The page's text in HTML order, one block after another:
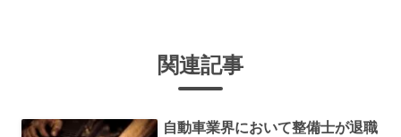
関連記事
自動車業界において整備士が退職